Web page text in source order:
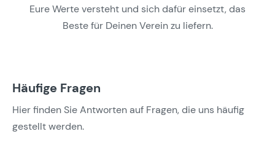
Eure Werte versteht und sich dafür einsetzt, das
Beste für Deinen Verein zu liefern.
Häufige Fragen
Hier finden Sie Antworten auf Fragen, die uns häufig
gestellt werden.